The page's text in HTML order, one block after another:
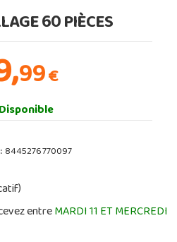
60 PIÈCES
99€
8445276770097
entreMARDI 11 ET MERCREDI